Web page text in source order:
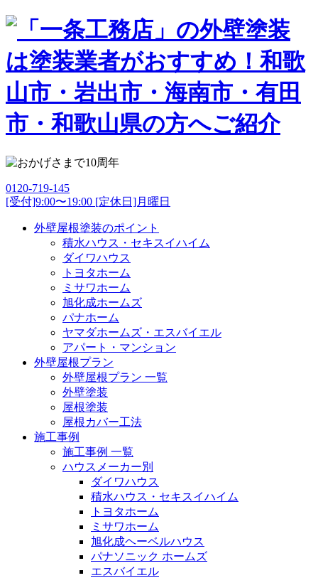
0120-719-145
[受付]9:00〜19:00 [定休日]月曜日
外壁屋根塗装のポイント
積水ハウス・セキスイハイム
ダイワハウス
トヨタホーム
ミサワホーム
旭化成ホームズ
パナホーム
ヤマダホームズ・エスバイエル
アパート・マンション
外壁屋根プラン
外壁屋根プラン 一覧
外壁塗装
屋根塗装
屋根カバー工法
施工事例
施工事例 一覧
ハウスメーカー別
ダイワハウス
積水ハウス・セキスイハイム
トヨタホーム
ミサワホーム
旭化成ヘーベルハウス
パナソニック ホームズ
エスバイエル